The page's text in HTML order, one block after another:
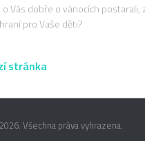
o Vás dobře o vánocích
pro Vaše děti?
stránka
Všechna práva vyhrazena.